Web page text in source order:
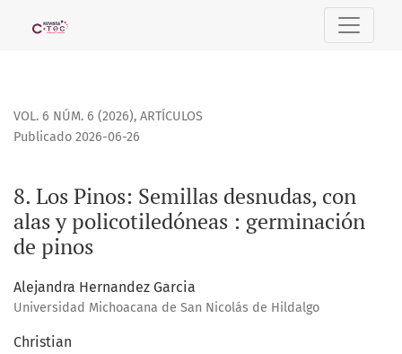
8. Los Pinos: Semillas desnudas, con alas y
VOL. 6 NÚM. 6 (2026), ARTÍCULOS
8. Los Pinos: Semillas desnudas, con
alas y policotiledóneas : germinación
de pinos
Publicado 2026-06-26
Alejandra Hernandez Garcia
Universidad Michoacana de San Nicolás de Hildalgo
Christian